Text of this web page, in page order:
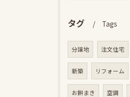
タグ Tags
分譲地 注文住宅
新築 リフォーム
お餅まき 空調